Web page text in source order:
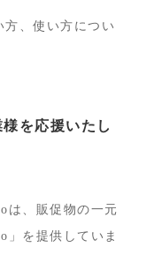
方、使い方につい
を応援いたし
は、販促物の一元
」を提供していま